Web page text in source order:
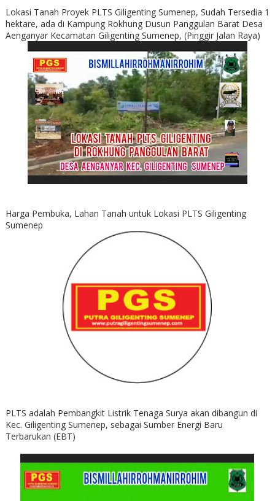
Lokasi Tanah Proyek PLTS Giligenting Sumenep, Sudah Tersedia 1
hektare, ada di Kampung Rokhung Dusun Panggulan Barat Desa
Aenganyar Kecamatan Giligenting Sumenep, (Pinggir Jalan Raya)
Harga Pembuka, Lahan Tanah untuk Lokasi PLTS Giligenting
Sumenep
PLTS adalah Pembangkit Listrik Tenaga Surya akan dibangun di
Kec. Giligenting Sumenep, sebagai Sumber Energi Baru
Terbarukan (EBT)